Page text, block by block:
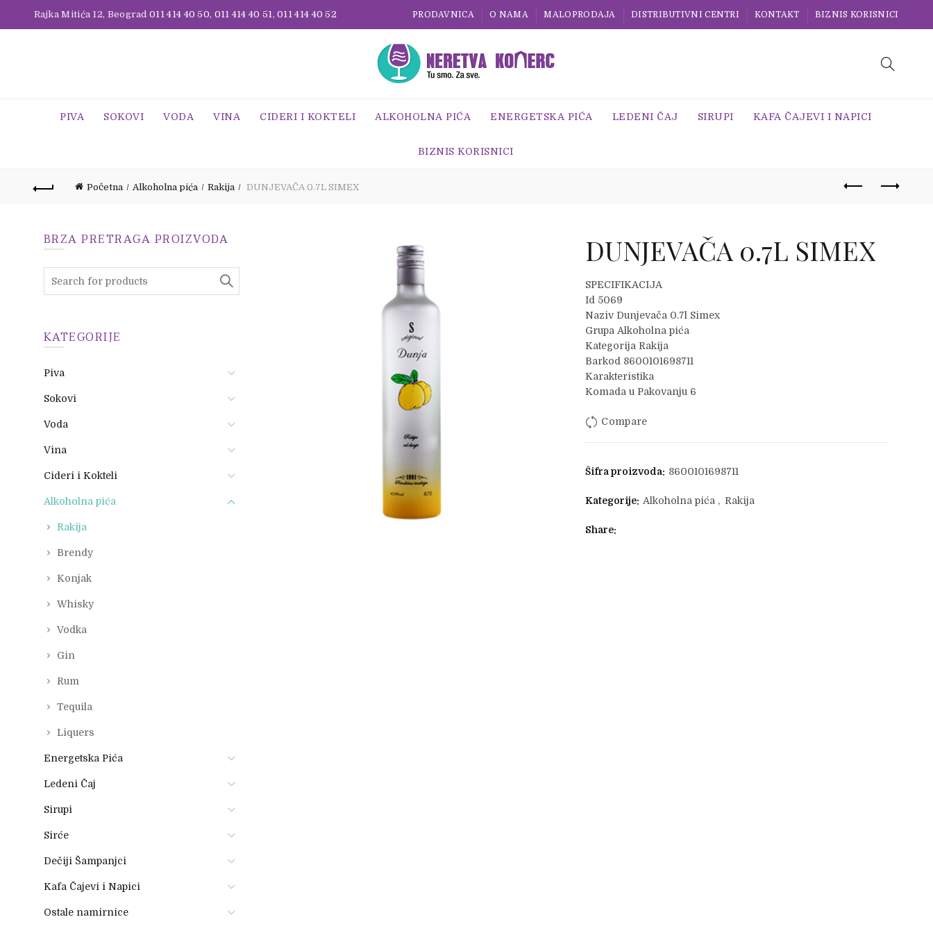
Rajka Mitića 12, Beograd011 414 40 50, 011 414 40 51,011 414 40 52 PRODAVNICA O NAMA MALOPRODAJA DISTRIBUTIVNI CENTRI KONTAKT BIZNIS KORISNICI
PIVA SOKOVI VODA VINA CIDERI I KOKTELI ALKOHOLNA PIĆA ENERGETSKA PIĆA LEDENI ČAJ SIRUPI KAFA ČAJEVI I NAPICI
BIZNIS KORISNICI
Početna Alkoholna pića Rakija DUNJEVAČA 0.7L SIMEX
DUNJEVAČA 0.7L SIMEX
SPECIFIKACIJA
Id 5069
Naziv Dunjevača 0.7l Simex
Grupa Alkoholna pića
Kategorija Rakija
Barkod 8600101698711
Karakteristika
Komada u Pakovanju 6
Compare
Šifra proizvoda: 8600101698711
Kategorije: Alkoholna pića , Rakija
Share
BRZA PRETRAGA PROIZVODA
KATEGORIJE
Piva
Sokovi
Voda
Vina
Cideri i Kokteli
Alkoholna pića
Rakija
Brendy
Konjak
Whisky
Vodka
Gin
Rum
Tequila
Liquers
Energetska Pića
Ledeni Čaj
Sirupi
Sirće
Dečiji Šampanjci
Kafa Čajevi i Napici
Ostale namirnice